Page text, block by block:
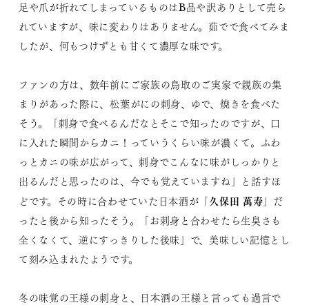
足や爪が折れてしまっているものはB品や訳ありとして売ら
れていますが、味に変わりはありません。茹でで食べてみま
したが、何もつけずとも甘くて濃厚な味です。
ファンの方は、数年前にご家族の鳥取のご実家で親族の集
まりがあった際に、松葉がにの刺身、ゆで、焼きを食べた
そう。「刺身で食べるんだなとそこで知ったのですが、口
に入れた瞬間からカニ！っていうくらい味が濃くて。ふわ
っとカニの味が広がって、刺身でこんなに味がしっかりと
出るんだと思ったのは、今でも覚えていますね」と話すほ
どです。その時に合わせていた日本酒が「久保田 萬寿」だ
ったと後から知ったそう。「お刺身と合わせたら生臭さも
全くなくて、逆にすっきりした後味」で、美味しい記憶とし
て刻み込まれたようです。
冬の味覚の王様の刺身と、日本酒の王様と言っても過言で